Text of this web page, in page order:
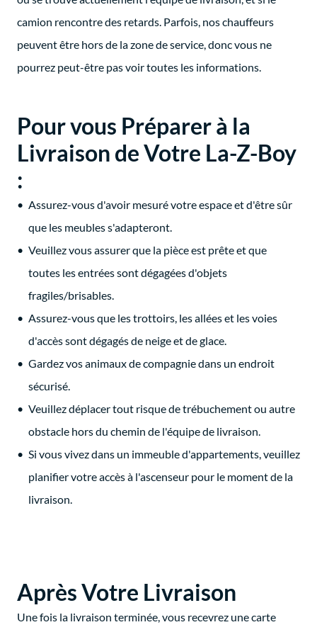
camion rencontre des retards. Parfois, nos chauffeurs
peuvent être hors de la zone de service, donc vous ne
pourrez peut-être pas voir toutes les informations.
Pour vous Préparer à la
Livraison de Votre La-Z-Boy
:
Assurez-vous d'avoir mesuré votre espace et d'être sûr
que les meubles s'adapteront.
Veuillez vous assurer que la pièce est prête et que
toutes les entrées sont dégagées d'objets
fragiles/brisables.
Assurez-vous que les trottoirs, les allées et les voies
d'accès sont dégagés de neige et de glace.
Gardez vos animaux de compagnie dans un endroit
sécurisé.
Veuillez déplacer tout risque de trébuchement ou autre
obstacle hors du chemin de l'équipe de livraison.
Si vous vivez dans un immeuble d'appartements, veuillez
planifier votre accès à l'ascenseur pour le moment de la
livraison.
Après Votre Livraison
Une fois la livraison terminée, vous recevrez une carte